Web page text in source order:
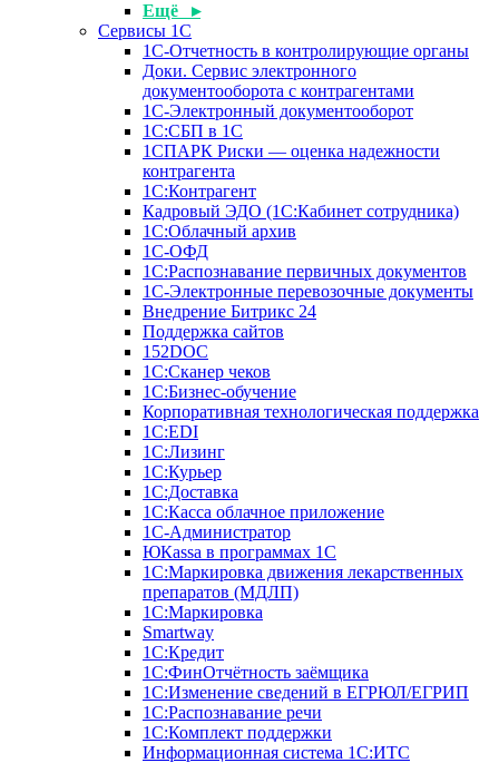
Ещё ▸
Сервисы 1С
1С-Отчетность в контролирующие органы
Доки. Сервис электронного
документооборота с контрагентами
1С-Электронный документооборот
1С:СБП в 1С
1СПАРК Риски — оценка надежности
контрагента
1С:Контрагент
Кадровый ЭДО (1С:Кабинет сотрудника)
1С:Облачный архив
1С-ОФД
1С:Распознавание первичных документов
1С-Электронные перевозочные документы
Внедрение Битрикс 24
Поддержка сайтов
152DOC
1С:Сканер чеков
1С:Бизнес-обучение
Корпоративная технологическая поддержка
1С:ЕDI
1С:Лизинг
1С:Курьер
1С:Доставка
1С:Касса облачное приложение
1С-Администратор
ЮКаssа в программах 1С
1С:Маркировка движения лекарственных
препаратов (МДЛП)
1С:Маркировка
Smartway
1С:Кредит
1С:ФинОтчётность заёмщика
1С:Изменение сведений в ЕГРЮЛ/ЕГРИП
1С:Распознавание речи
1С:Комплект поддержки
Информационная система 1С:ИТС